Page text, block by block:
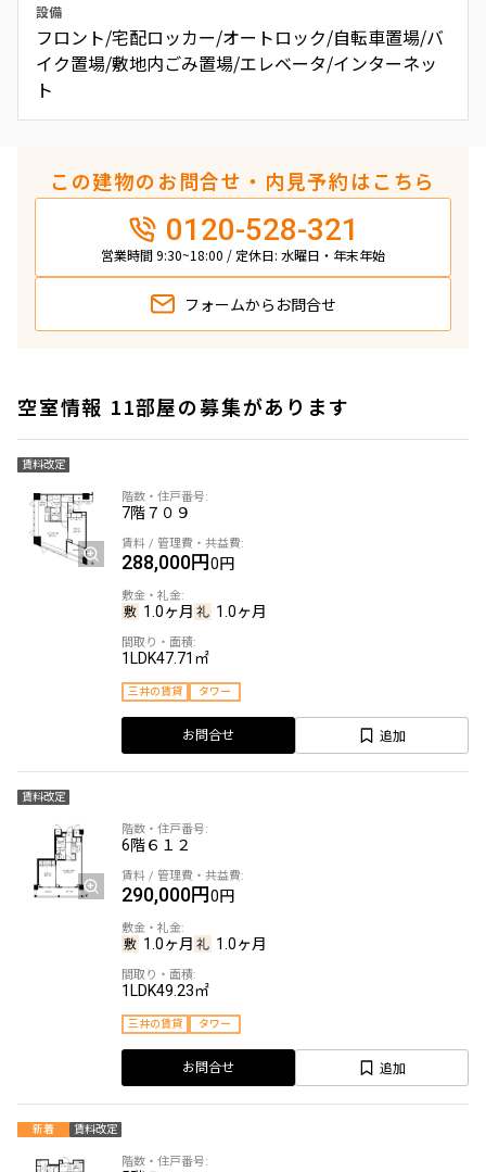
設備
フロント/宅配ロッカー/オートロック/自転車置場/バ
イク置場/敷地内ごみ置場/エレベータ/インターネッ
ト
この建物のお問合せ・内見予約はこちら
0120-528-321
営業時間 9:30~18:00 / 定休日: 水曜日・年末年始
フォームから お問合せ
空室情報 11部屋の募集があります
賃料改定
7階７０９
288,000円0円
1.0ヶ月 1.0ヶ月
1LDK47.71㎡
三井の賃貸 タワー
お問合せ 追加
賃料改定
6階６１２
290,000円0円
1.0ヶ月 1.0ヶ月
1LDK49.23㎡
三井の賃貸 タワー
お問合せ 追加
新着 賃料改定